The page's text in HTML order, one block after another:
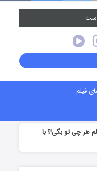
فیلم
هر چی تو بگی!؟ با